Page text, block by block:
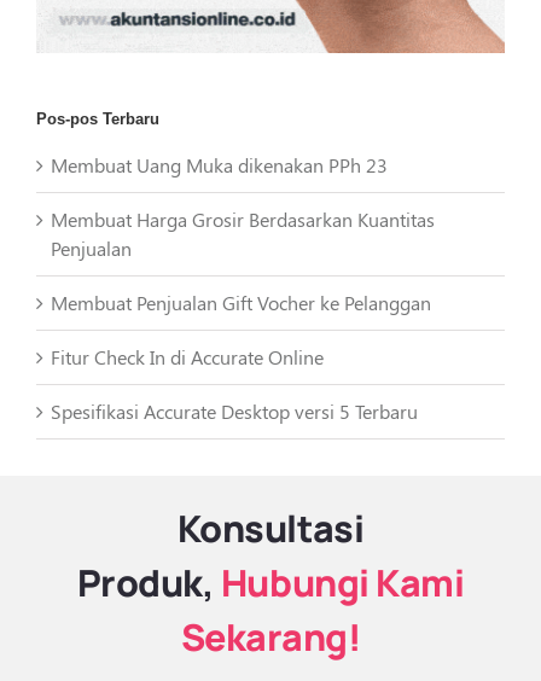
Pos-pos Terbaru
Membuat Uang Muka dikenakan PPh 23
Membuat Harga Grosir Berdasarkan Kuantitas
Penjualan
Membuat Penjualan Gift Vocher ke Pelanggan
Fitur Check In di Accurate Online
Spesifikasi Accurate Desktop versi 5 Terbaru
Konsultasi
Produk, Hubungi Kami
Sekarang!